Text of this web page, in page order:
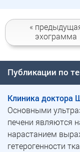
«
эхограмма
Публикации по
Клиника доктора
Основными
печени являются
нарастанием
гетерогенности